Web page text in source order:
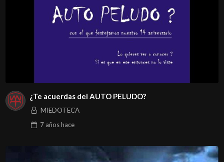
¿Te acuerdas del AUTO PELUDO?
MIEDOTECA
7 añoshace